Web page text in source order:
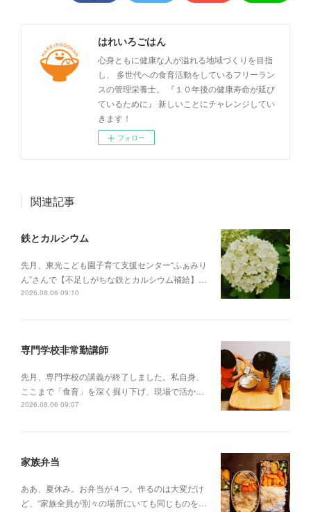
はれいろごはん
心身ともに健康な人が溢れる地域づくりを目指
し、 多世代への食育活動をしているフリーラン
スの管理栄養士。 『１０年後の健康寿命が延び
ているために』 新しいことにチャレンジしてい
きます！
フォロー
関連記事
鉄とカルシウム
先月、東光こども園子育て支援センター“ふぁみり
ん”さんで【不足しがちな鉄とカルシウム補給】…
2026.08.06 09:10
専門学校非常勤講師
先月、専門学校の講義が終了しました。私自身、
ここまで「食育」を深く掘り下げ、現場で活か…
2026.08.06 09:07
家族弁当
ああ、夏休み。お弁当が４つ。作るのは大変だけ
ど、“家族全員が別々の場所にいても同じものを…